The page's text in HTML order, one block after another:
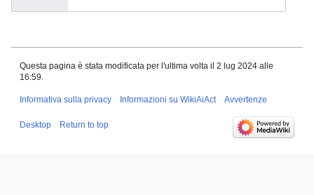
Questa pagina è stata modificata per l'ultima volta il 2 lug 2024 alle
16:59.
Informativa sulla privacy Informazioni su WikiAiAct Avvertenze
Desktop Return to top